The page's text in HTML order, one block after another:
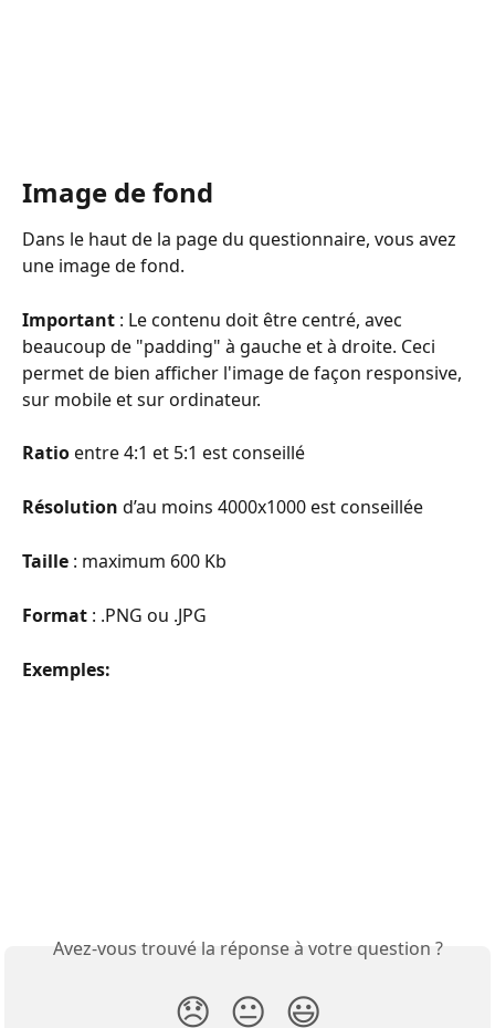
Image de fond
Dans le haut de la page du questionnaire, vous avez
une image de fond.
Important : Le contenu doit être centré, avec
beaucoup de "padding" à gauche et à droite. Ceci
permet de bien afficher l'image de façon responsive,
sur mobile et sur ordinateur.
Ratio entre 4:1 et 5:1 est conseillé
Résolution d’au moins 4000x1000 est conseillée
Taille : maximum 600 Kb
Format : .PNG ou .JPG
Exemples:
Avez-vous trouvé la réponse à votre question ?
😞 😐 😃